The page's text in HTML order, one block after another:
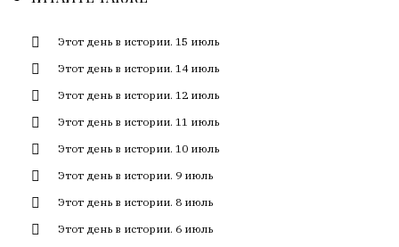
лезет
авторские
тексты,
кромсает
их
искажает
смысл.
Мнение
Этот день в истории. 15 июль
Этот день в истории. 14 июль
Этот день в истории. 12 июль
Этот день в истории. 11 июль
Этот день в истории. 10 июль
Этот день в истории. 9 июль
Этот день в истории. 8 июль
Этот день в истории. 6 июль